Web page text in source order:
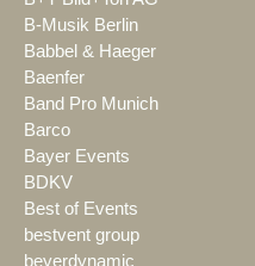
B-Musik Berlin
Babbel & Haeger
Baenfer
Band Pro Munich
Barco
Bayer Events
BDKV
Best of Events
bestvent group
beyerdynamic